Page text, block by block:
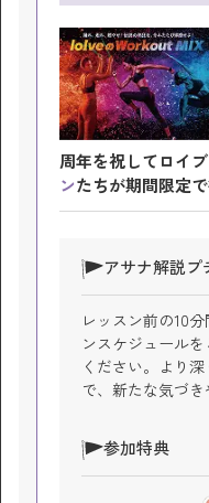
周年を祝してロイ
ンたちが期間限定で
アサナ解説プ
レッスン前の10
ンスケジュール
ください。より
で、新たな気づ
参加特典